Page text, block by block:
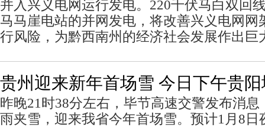
并入兴义电网运行发电。220千伏马白双回
马马崖电站的并网发电，将改善兴义电网网
行风险，为黔西南州的经济社会发展作出巨
贵州迎来新年首场雪 今日下午贵
昨晚21时38分左右，毕节高速交警发布消
雨夹雪，迎来我省今年首场雪。预计1月8日